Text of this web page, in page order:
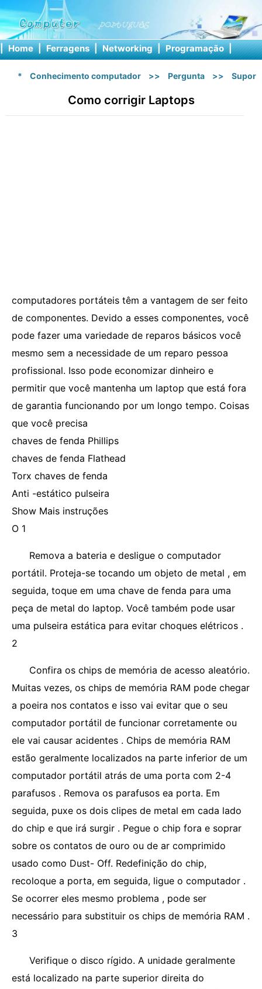
| Home | Ferragens | Networking | Programação |
* Conhecimento computador >> Pergunta >>
Como corrigir Laptops
computadores portáteis têm a vantagem de ser feito
de componentes. Devido a esses componentes, você
pode fazer uma variedade de reparos básicos você
mesmo sem a necessidade de um reparo pessoa
profissional. Isso pode economizar dinheiro e
permitir que você mantenha um laptop que está fora
de garantia funcionando por um longo tempo. Coisas
que você precisa
chaves de fenda Phillips
chaves de fenda Flathead
Torx chaves de fenda
Anti -estático pulseira
Show Mais instruções
O 1
Remova a bateria e desligue o computador
portátil. Proteja-se tocando um objeto de metal , em
seguida, toque em uma chave de fenda para uma
peça de metal do laptop. Você também pode usar
uma pulseira estática para evitar choques elétricos .
2
Confira os chips de memória de acesso aleatório.
Muitas vezes, os chips de memória RAM pode chegar
a poeira nos contatos e isso vai evitar que o seu
computador portátil de funcionar corretamente ou
ele vai causar acidentes . Chips de memória RAM
estão geralmente localizados na parte inferior de um
computador portátil atrás de uma porta com 2-4
parafusos . Remova os parafusos ea porta. Em
seguida, puxe os dois clipes de metal em cada lado
do chip e que irá surgir . Pegue o chip fora e soprar
sobre os contatos de ouro ou de ar comprimido
usado como Dust- Off. Redefinição do chip,
recoloque a porta, em seguida, ligue o computador .
Se ocorrer eles mesmo problema , pode ser
necessário para substituir os chips de memória RAM .
3
Verifique o disco rígido. A unidade geralmente
está localizado na parte superior direita do